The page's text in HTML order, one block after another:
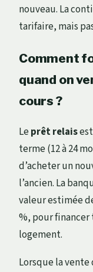
nouveau. La
tarifaire, mais
Comment
quand on
cours ?
Leprêt relais
terme (12 à 24
d’acheter un
l’ancien. La
valeur estimée
%, pour
logement.
Lorsque la vente